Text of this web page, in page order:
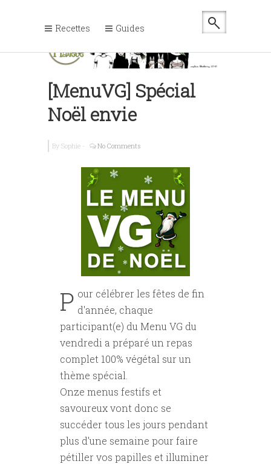
Recettes Guides
[MenuVG] Spécial
Noël envie
By Sophie - No Comments
P our célébrer les fêtes de fin
d'année, chaque
participant(e) du Menu VG du
vendredi a préparé un repas
complet 100% végétal sur un
thème spécial.
Onze menus festifs et
savoureux vont donc se
succéder tous les jours pendant
plus d'une semaine pour faire
pétiller vos papilles et illuminer